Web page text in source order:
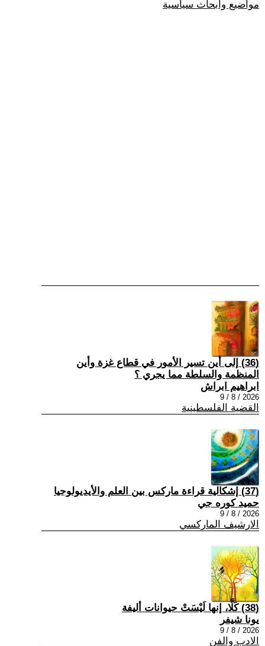
مواضيع وابحاث سياسية
(36) إلى أين تسير الأمور في قطاع غزة وأين
المنظمة والسلطة مما يجري ؟
ابراهيم ابراش
2026 / 8 / 9
القضية الفلسطينية
(37) إشكالية قراءة ماركس بين العلم والأيديولوجيا
حميد كوره جي
2026 / 8 / 9
الارشيف الماركسي
(38) كَلَّا، إنها لَيْسَتْ حيوانات أليفة
يونا شيفر
2026 / 8 / 9
الادب والفن